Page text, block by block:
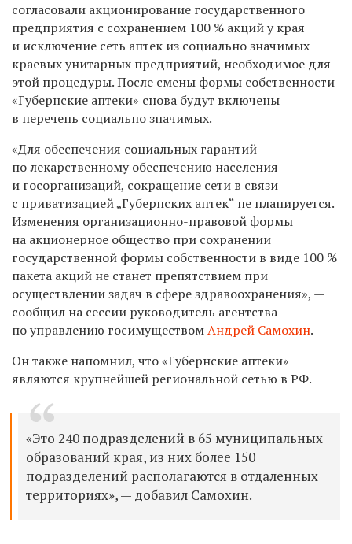
согласовали акционирование государственного
предприятия с сохранением 100 % акций у края
и исключение сеть аптек из социально значимых
краевых унитарных предприятий, необходимое для
этой процедуры. После смены формы собственности
«Губернские аптеки» снова будут включены
в перечень социально значимых.
«Для обеспечения социальных гарантий
по лекарственному обеспечению населения
и госорганизаций, сокращение сети в связи
с приватизацией „Губернских аптек“ не планируется.
Изменения организационно-правовой формы
на акционерное общество при сохранении
государственной формы собственности в виде 100 %
пакета акций не станет препятствием при
осуществлении задач в сфере здравоохранения», —
сообщил на сессии руководитель агентства
по управлению госимуществомАндрей Самохин.
Он также напомнил, что «Губернские аптеки»
являются крупнейшей региональной сетью в РФ.
«Это 240 подразделений в 65 муниципальных
образований края, из них более 150
подразделений располагаются в отдаленных
территориях», — добавил Самохин.